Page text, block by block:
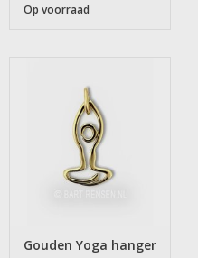
Op voorraad
Gouden Yoga hanger